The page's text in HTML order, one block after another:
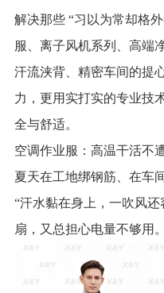
解决那些 “习以为常却格
服、离子风机系列、高端
汗流浃背、精密车间的提
力，更用实打实的专业技
全与舒适。
空调作业服：高温干活不
夏天在工地绑钢筋、在车
“汗水黏在身上，一吹风
扇，又总担心电量不够用。